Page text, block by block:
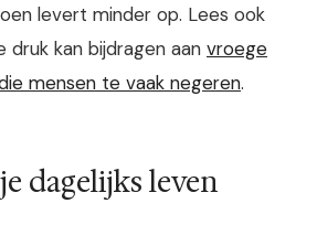
levert minder op. Lees ook
kan bijdragen aan vroege
mensen te vaak negeren.
dagelijks leven